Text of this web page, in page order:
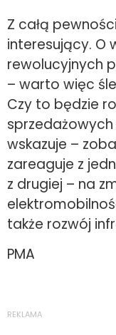
Z całą
interesujący. O
rewolucyjnych
– warto więc
Czy to będzie
sprzedażowych
wskazuje –
zareaguje z
z drugiej – na
także rozwój
PMA
REKLAMA